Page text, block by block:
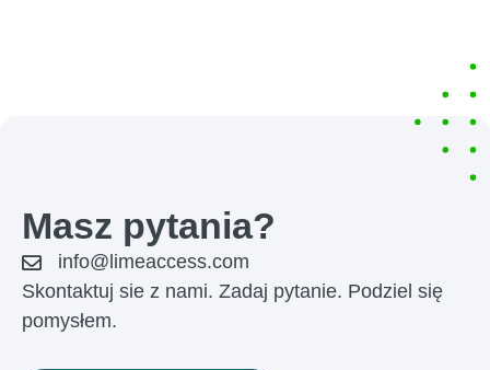
Masz pytania?
info@limeaccess.com
Skontaktuj sie z nami. Zadaj pytanie. Podziel się
pomysłem.